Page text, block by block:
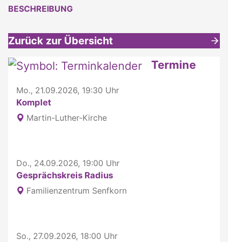
BESCHREIBUNG
Zurück zur Übersicht
Weitere interessante Inhalte Termine
Mo., 21.09.2026, 19:30 Uhr
Komplet
Martin-Luther-Kirche
Do., 24.09.2026, 19:00 Uhr
Gesprächskreis Radius
Familienzentrum Senfkorn
So., 27.09.2026, 18:00 Uhr